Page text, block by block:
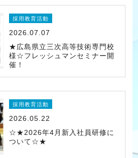
採用教育活動
2026.07.07
★広島県立三次高等技術専門校
様☆フレッシュマンセミナー開
催！
採用教育活動
2026.05.22
☆★2026年4月新入社員研修に
ついて☆★